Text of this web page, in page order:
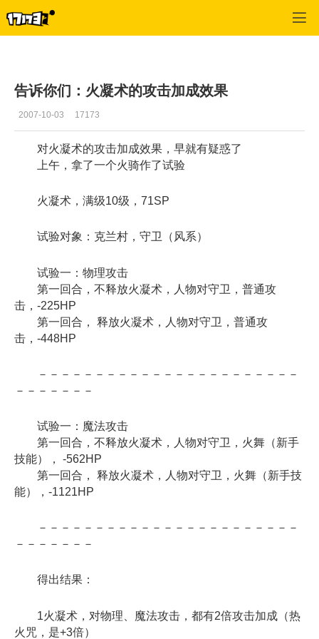
告诉你们：火凝术的攻击加成效果
2007-10-03 17173
对火凝术的攻击加成效果，早就有疑惑了
上午，拿了一个火骑作了试验
火凝术，满级10级，71SP
试验对象：克兰村，守卫（风系）
试验一：物理攻击
第一回合，不释放火凝术，人物对守卫，普通攻
击，-225HP
第一回合， 释放火凝术，人物对守卫，普通攻
击，-448HP
－－－－－－－－－－－－－－－－－－－－－－－
－－－－－－－
试验一：魔法攻击
第一回合，不释放火凝术，人物对守卫，火舞（新手
技能）， -562HP
第一回合， 释放火凝术，人物对守卫，火舞（新手技
能），-1121HP
－－－－－－－－－－－－－－－－－－－－－－－
－－－－－－－
得出结果：
1火凝术，对物理、魔法攻击，都有2倍攻击加成（热
火咒，是+3倍）